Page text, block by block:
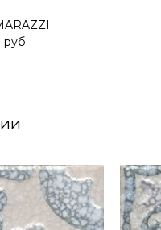
руб.